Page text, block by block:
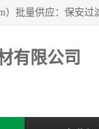
有限公司